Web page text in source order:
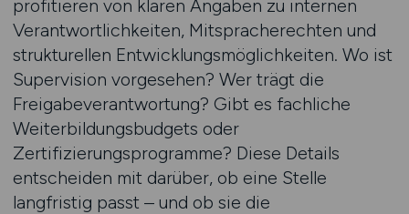
profitieren von klaren Angaben zu internen
Verantwortlichkeiten, Mitspracherechten und
strukturellen Entwicklungsmöglichkeiten. Wo ist
Supervision vorgesehen? Wer trägt die
Freigabeverantwortung? Gibt es fachliche
Weiterbildungsbudgets oder
Zertifizierungsprogramme? Diese Details
entscheiden mit darüber, ob eine Stelle
langfristig passt – und ob sie die